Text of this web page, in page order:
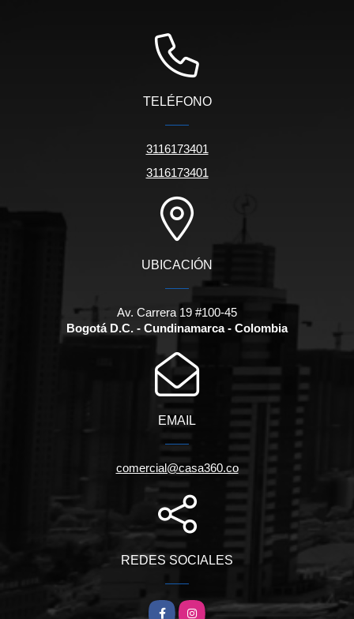
TELÉFONO
3116173401
3116173401
UBICACIÓN
Av. Carrera 19 #100-45
Bogotá D.C. - Cundinamarca - Colombia
EMAIL
comercial@casa360.co
REDES SOCIALES
FacebookInstagram